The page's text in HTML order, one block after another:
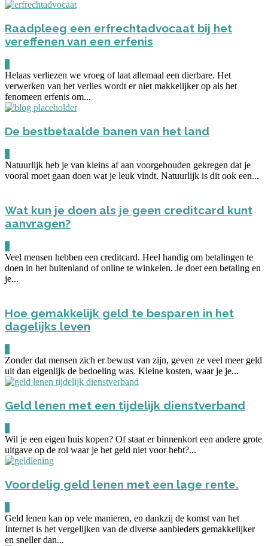
Raadpleeg een erfrechtadvocaat bij het
vereffenen van een erfenis
Helaas verliezen we vroeg of laat allemaal een dierbare. Het
verwerken van het verlies wordt er niet makkelijker op als het
fenomeen erfenis om...
De bestbetaalde banen van het land
Natuurlijk heb je van kleins af aan voorgehouden gekregen dat je
vooral moet gaan doen wat je leuk vindt. Natuurlijk is dit ook een...
Wat kun je doen als je geen creditcard kunt
aanvragen?
Veel mensen hebben een creditcard. Heel handig om betalingen te
doen in het buitenland of online te winkelen. Je doet een betaling en
je...
Hoe gemakkelijk geld te besparen in het
dagelijks leven
Zonder dat mensen zich er bewust van zijn, geven ze veel meer geld
uit dan eigenlijk de bedoeling was. Kleine kosten, waar je je...
Geld lenen met een tijdelijk dienstverband
Wil je een eigen huis kopen? Of staat er binnenkort een andere grote
uitgave op de rol waar je het geld niet voor hebt?...
Voordelig geld lenen met een lage rente.
Geld lenen kan op vele manieren, en dankzij de komst van het
Internet is het vergelijken van de diverse aanbieders gemakkelijker
en sneller dan...